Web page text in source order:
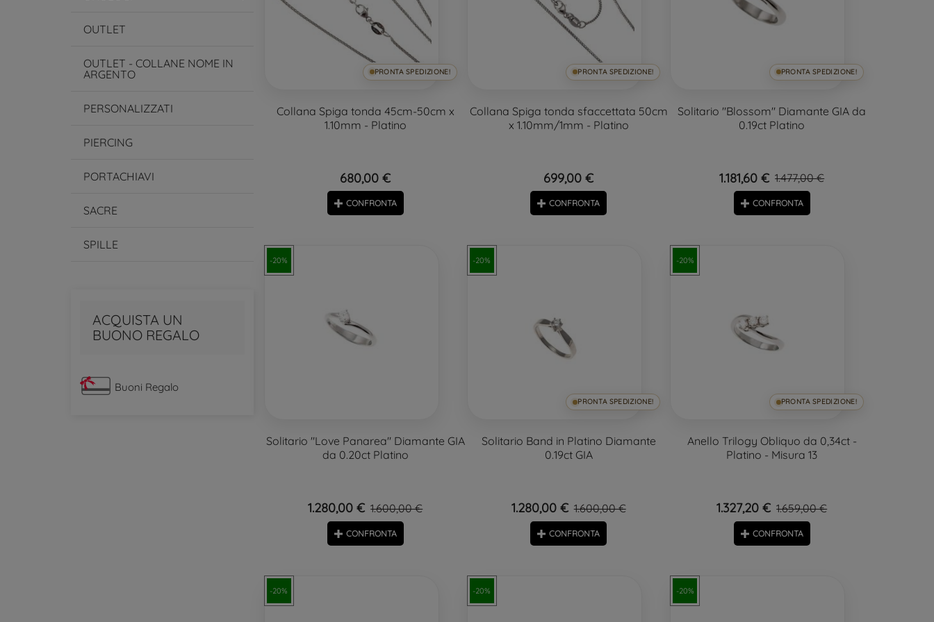
OUTLET
OUTLET - COLLANE NOME IN
ARGENTO
PERSONALIZZATI
PIERCING
PORTACHIAVI
SACRE
SPILLE
ACQUISTA UN
BUONO REGALO
Buoni Regalo
PRONTA SPEDIZIONE!
Collana Spiga tonda 45cm-50cm x
1.10mm - Platino
680,00 €
CONFRONTA
PRONTA SPEDIZIONE!
Collana Spiga tonda sfaccettata 50cm
x 1.10mm/1mm - Platino
699,00 €
CONFRONTA
PRONTA SPEDIZIONE!
Solitario "Blossom" Diamante GIA da
0.19ct Platino
1.181,60 € 1.477,00 €
CONFRONTA
-20%
Solitario "Love Panarea" Diamante GIA
da 0.20ct Platino
1.280,00 € 1.600,00 €
CONFRONTA
-20%
PRONTA SPEDIZIONE!
Solitario Band in Platino Diamante
0.19ct GIA
1.280,00 € 1.600,00 €
CONFRONTA
-20%
PRONTA SPEDIZIONE!
Anello Trilogy Obliquo da 0,34ct -
Platino - Misura 13
1.327,20 € 1.659,00 €
CONFRONTA
-20% -20% -20%